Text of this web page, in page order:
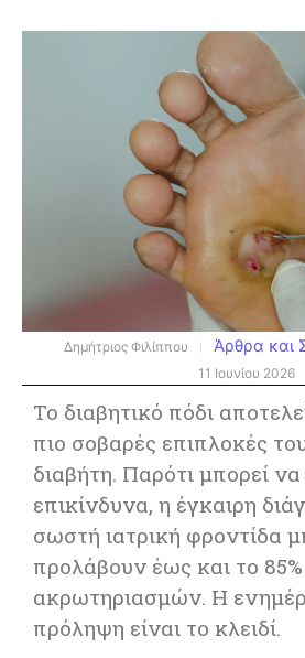
Δημήτριος Φιλίππου Άρθρα και
11 Ιουνίου 2026
Το διαβητικό πόδι
πιο σοβαρές επιπλοκές
διαβήτη. Παρότι μπορεί να
επικίνδυνα, η έγκαιρη
σωστή ιατρική φροντίδα
προλάβουν έως και το
ακρωτηριασμών. Η
πρόληψη είναι το κλειδί.